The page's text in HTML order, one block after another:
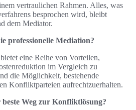
vertraulichen Rahmen. Alles, was
besprochen wird, bleibt
dem Mediator.
professionelle Mediation?
eine Reihe von Vorteilen,
im Vergleich zu
die Möglichkeit, bestehende
Konfliktparteien aufrechtzuerhalten.
Weg zur Konfliktlösung?